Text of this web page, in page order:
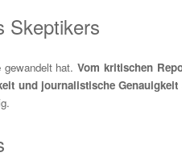
Skeptikers
gewandelt hat.Vom kritischen
und journalistische Genauigkeit